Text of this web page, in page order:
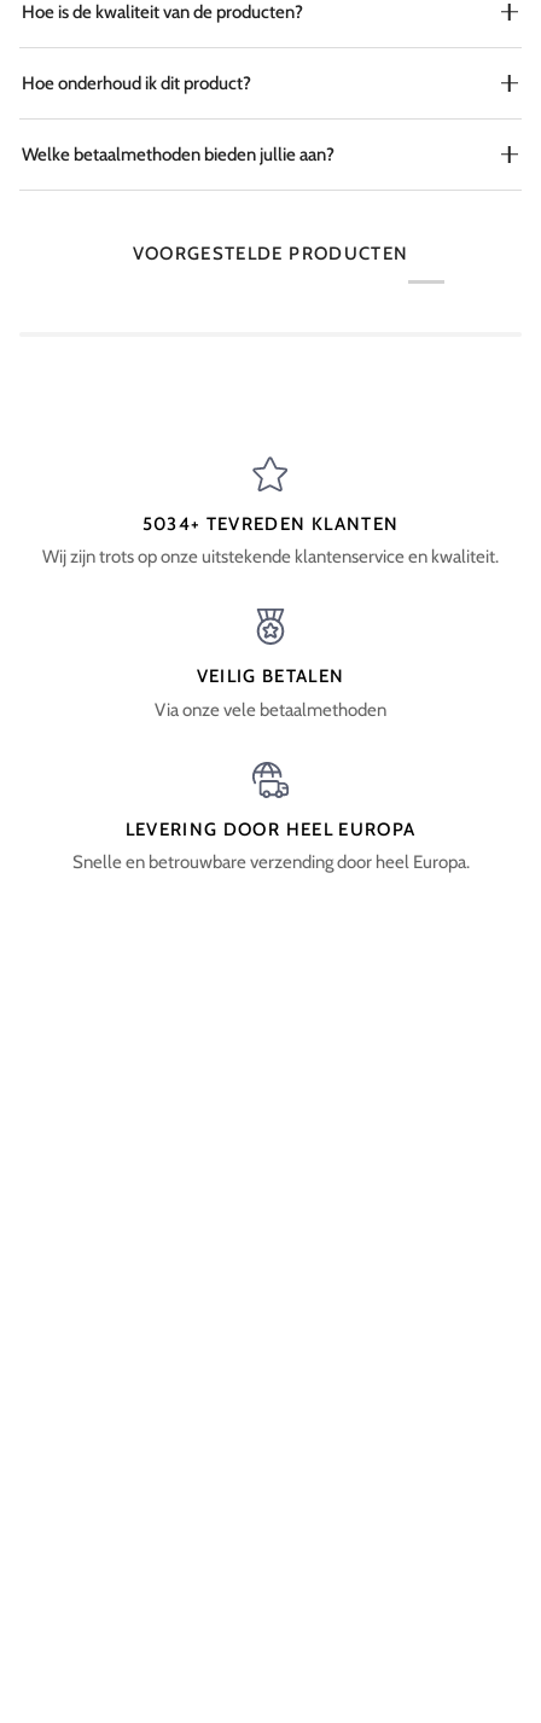
Hoe is de kwaliteit van de producten?
Hoe onderhoud ik dit product?
Welke betaalmethoden bieden jullie aan?
VOORGESTELDE PRODUCTEN
5034+ TEVREDEN KLANTEN
Wij zijn trots op onze uitstekende klantenservice en kwaliteit.
VEILIG BETALEN
Via onze vele betaalmethoden
LEVERING DOOR HEEL EUROPA
Snelle en betrouwbare verzending door heel Europa.